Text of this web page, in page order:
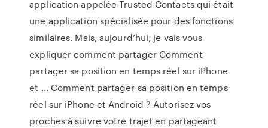
application appelée Trusted Contacts qui était
une application spécialisée pour des fonctions
similaires. Mais, aujourd’hui, je vais vous
expliquer comment partager Comment
partager sa position en temps réel sur iPhone
et ... Comment partager sa position en temps
réel sur iPhone et Android ? Autorisez vos
proches à suivre votre trajet en partageant